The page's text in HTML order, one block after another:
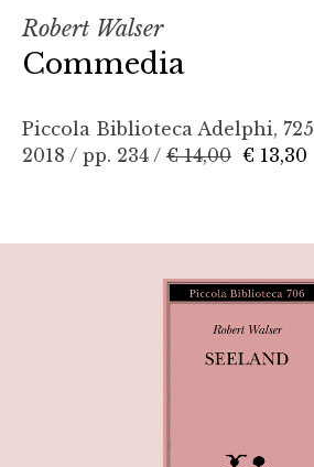
Robert Walser
Commedia
Piccola Biblioteca Adelphi, 725
2018 / pp. 234 / € 14,00 € 13,30